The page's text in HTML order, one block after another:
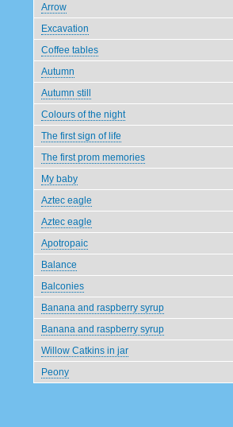
Arrow
Excavation
Coffee tables
Autumn
Autumn still
Colours of the night
The first sign of life
The first prom memories
My baby
Aztec eagle
Aztec eagle
Apotropaic
Balance
Balconies
Banana and raspberry syrup
Banana and raspberry syrup
Willow Catkins in jar
Peony